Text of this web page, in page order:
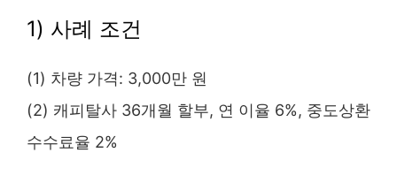
1) 사례 조건
(1) 차량 가격: 3,000만 원
(2) 캐피탈사 36개월 할부, 연 이율 6%, 중도상환
수수료율 2%